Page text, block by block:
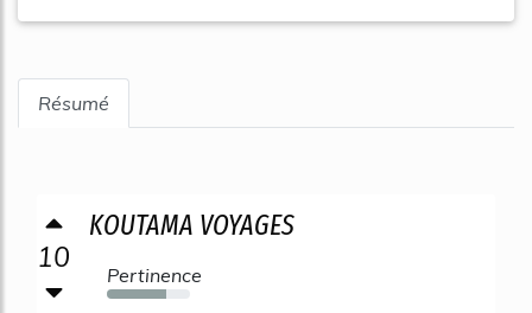
Résumé
10
KOUTAMA VOYAGES
Pertinence
72%